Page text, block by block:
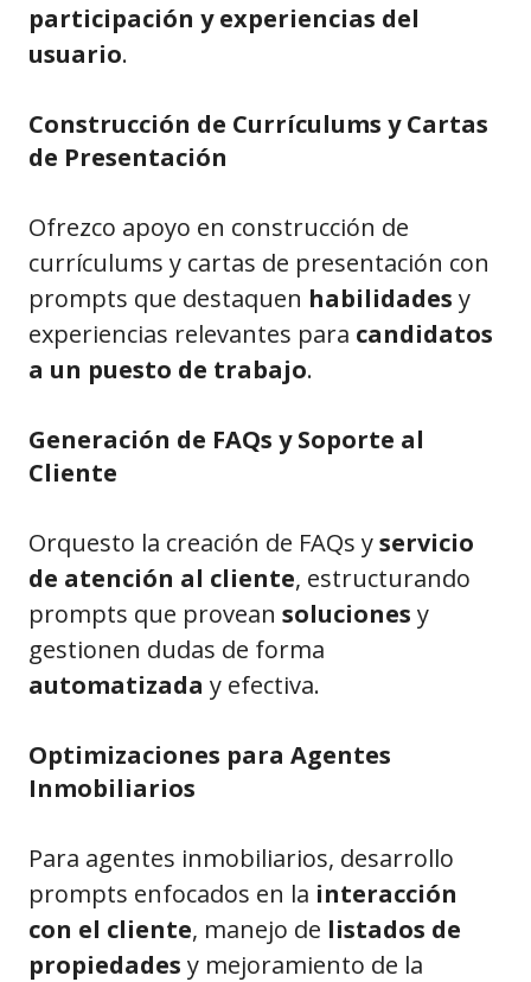
participación y experiencias del
usuario.
Construcción de Currículums y Cartas
de Presentación
Ofrezco apoyo en construcción de
currículums y cartas de presentación con
prompts que destaquen habilidades y
experiencias relevantes para candidatos
a un puesto de trabajo.
Generación de FAQs y Soporte al
Cliente
Orquesto la creación de FAQs yservicio
de atención al cliente, estructurando
prompts que provean soluciones y
gestionen dudas de forma
automatizada y efectiva.
Optimizaciones para Agentes
Inmobiliarios
Para agentes inmobiliarios, desarrollo
prompts enfocados en la interacción
con el cliente, manejo de listados de
propiedades y mejoramiento de la